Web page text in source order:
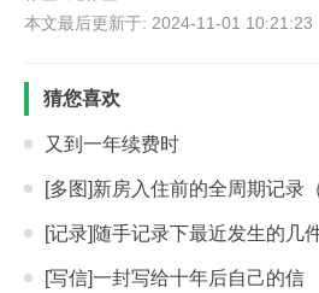
本文最后更新于: 2024-11-01 10:21:23
猜您喜欢
又到一年续费时
[多图]新房入住前的全周期记录
[记录]随手记录下最近发生的几
[写信]一封写给十年后自己的信